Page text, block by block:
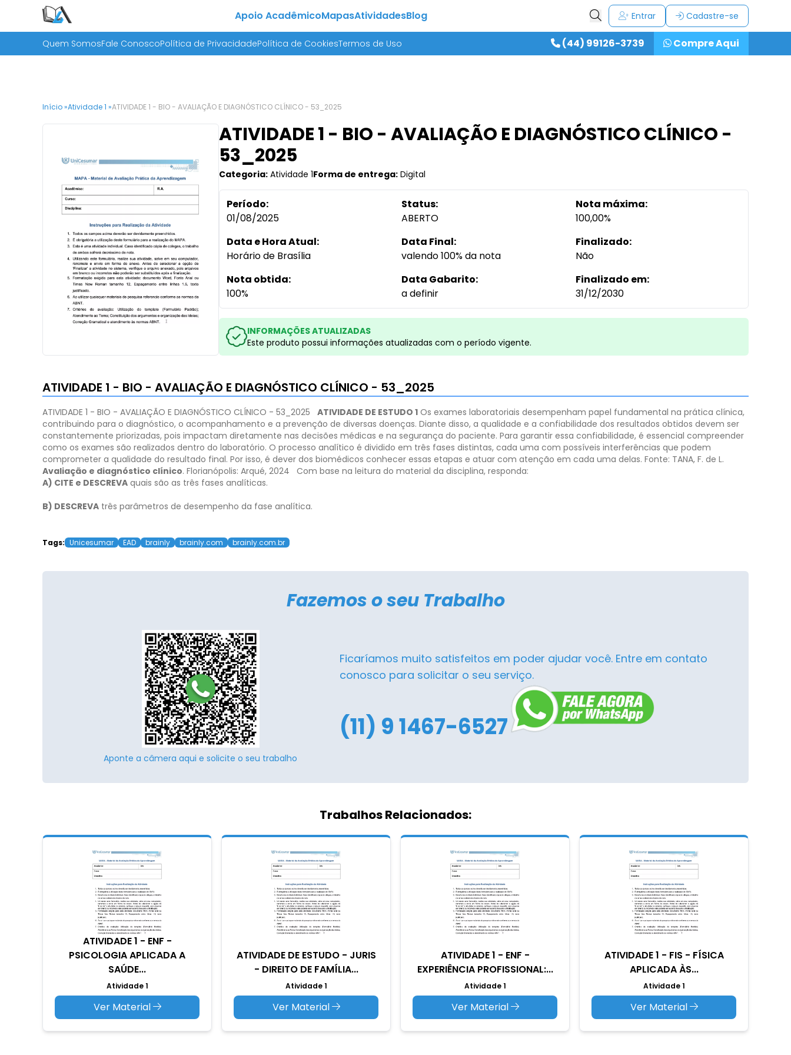
Apoio AcadêmicoMapasAtividadesBlog Entrar Cadastre-se
Quem SomosFale ConoscoPolítica de PrivacidadePolítica de CookiesTermos de Uso (44) 99126-3739 Compre Aqui
Início »Atividade 1 »ATIVIDADE 1 - BIO - AVALIAÇÃO E DIAGNÓSTICO CLÍNICO - 53_2025
ATIVIDADE 1 - BIO - AVALIAÇÃO E DIAGNÓSTICO CLÍNICO -
53_2025
Categoria: Atividade 1Forma de entrega: Digital
Período:
01/08/2025
Status:
ABERTO
Nota máxima:
100,00%
Data e Hora Atual:
Horário de Brasília
Data Final:
valendo 100% da nota
Finalizado:
Não
Nota obtida:
100%
Data Gabarito:
a definir
Finalizado em:
31/12/2030
INFORMAÇÕES ATUALIZADAS
Este produto possui informações atualizadas com o período vigente.
ATIVIDADE 1 - BIO - AVALIAÇÃO E DIAGNÓSTICO CLÍNICO - 53_2025
ATIVIDADE 1 - BIO - AVALIAÇÃO E DIAGNÓSTICO CLÍNICO - 53_2025 ATIVIDADE DE ESTUDO 1 Os exames laboratoriais desempenham papel fundamental na prática clínica,
contribuindo para o diagnóstico, o acompanhamento e a prevenção de diversas doenças. Diante disso, a qualidade e a confiabilidade dos resultados obtidos devem ser
constantemente priorizadas, pois impactam diretamente nas decisões médicas e na segurança do paciente. Para garantir essa confiabilidade, é essencial compreender
como os exames são realizados dentro do laboratório. O processo analítico é dividido em três fases distintas, cada uma com possíveis interferências que podem
comprometer a qualidade do resultado final. Por isso, é dever dos biomédicos conhecer essas etapas e atuar com atenção em cada uma delas. Fonte: ​TANA, F. de L.
Avaliação e diagnóstico clínico. Florianópolis: Arqué, 2024
Com base na leitura do material da disciplina, responda:
A) CITE e DESCREVA quais são as três fases analíticas.
B) DESCREVA três parâmetros de desempenho da fase analítica.
Tags: Unicesumar EAD brainly brainly.com brainly.com.br
Fazemos o seu Trabalho
Aponte a câmera aqui e solicite o seu trabalho
Ficaríamos muito satisfeitos em poder ajudar você. Entre em contato
conosco para solicitar o seu serviço.
(11) 9 1467-6527
Trabalhos Relacionados:
ATIVIDADE 1 - ENF -
PSICOLOGIA APLICADA A
SAÚDE...
Atividade 1
Ver Material
ATIVIDADE DE ESTUDO - JURIS
- DIREITO DE FAMÍLIA...
Atividade 1
Ver Material
ATIVIDADE 1 - ENF -
EXPERIÊNCIA PROFISSIONAL:...
Atividade 1
Ver Material
ATIVIDADE 1 - FIS - FÍSICA
APLICADA ÀS...
Atividade 1
Ver Material